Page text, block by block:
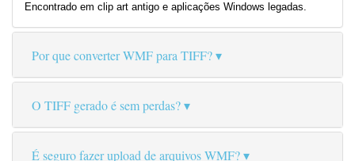
Encontrado em clip art antigo e aplicações Windows legadas.
Por que converter WMF para TIFF?
O TIFF gerado é sem perdas?
É seguro fazer upload de arquivos WMF?